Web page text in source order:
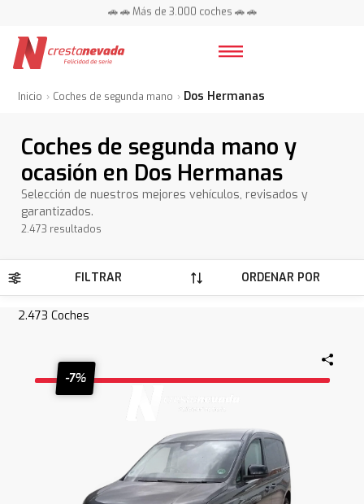
📍 Centros en toda España ⭐
Inicio Coches de segunda mano Dos Hermanas
Coches de segunda mano y
ocasión en Dos Hermanas
Selección de nuestros mejores vehículos, revisados y
garantizados.
2.473 resultados
FILTRAR ORDENAR POR
2.473 Coches
-7%